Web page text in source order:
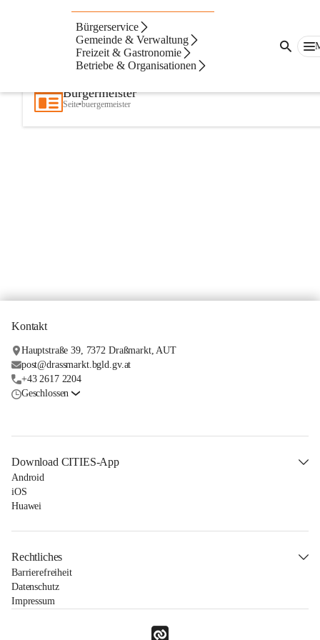
Bürgerservice
Gemeinde & Verwaltung
Freizeit & Gastronomie
Betriebe & Organisationen
Beste Resultate Artikel
Suchergebnisse
Suchergebnisse:
Bürgermeister
Seite•buergermeister
Kontakt
Hauptstraße 39, 7372 Draßmarkt, AUT
post@drassmarkt.bgld.gv.at
+43 2617 2204
Geschlossen
Download CITIES-App
Android
iOS
Huawei
Rechtliches
Barrierefreiheit
Datenschutz
Impressum